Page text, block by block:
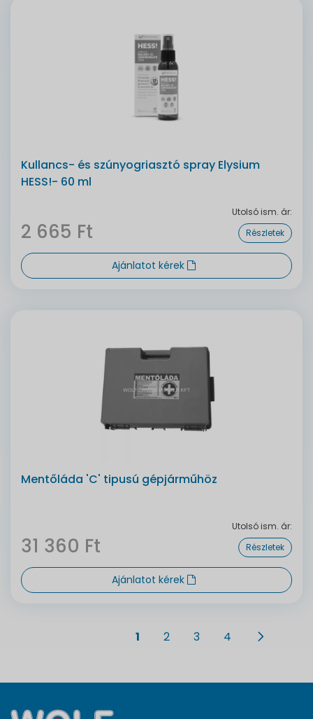
Kullancs- és szúnyogriasztó spray Elysium
HESS!- 60 ml
Utolsó ism. ár:
2 665 Ft Részletek
Ajánlatot kérek
Mentőláda 'C' tipusú gépjárműhöz
Utolsó ism. ár:
31 360 Ft Részletek
Ajánlatot kérek
1 2 3 4